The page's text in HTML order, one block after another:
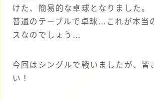
けた、簡易的な卓球となりました。
普通のテーブルで卓球…これが本当
スなのでしょう…
今回はシングルで戦いましたが、皆
い！